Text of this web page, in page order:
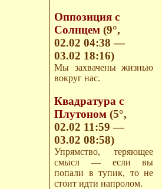
Оппозиция с
Солнцем(9°,
02.02 04:38 —
03.02 18:16)
Мы захвачены жизнью
вокруг нас.
Квадратура с
Плутоном(5°,
02.02 11:59 —
03.02 08:58)
Упрямство, теряющее
смысл — если вы
попали в тупик, то не
стоит идти напролом.